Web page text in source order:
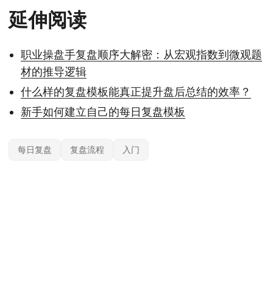
延伸阅读
职业操盘手复盘顺序大解密：从宏观指数到微观题
材的推导逻辑
什么样的复盘模板能真正提升盘后总结的效率？
新手如何建立自己的每日复盘模板
每日复盘 复盘流程 入门